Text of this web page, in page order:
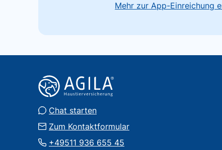
Mehr zur App-Einreichung